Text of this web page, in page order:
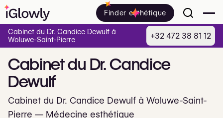
Finder esthétique
Cabinetdu Dr.Candice
Dewulf
Cabinet du Dr. Candice Dewulf à Woluwe-Saint-
Pierre — Médecine esthétique
Cabinet du Dr. Candice Dewulf à
Woluwe-Saint-Pierre
+32 472 38 81 12